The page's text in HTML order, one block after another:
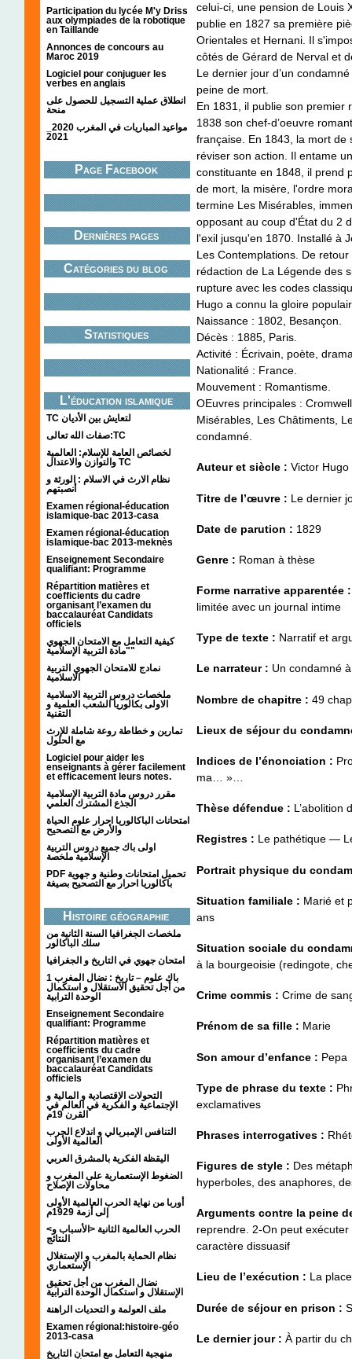
Participation du lycée M'y Driss
aux olympiades de la robotique
en Taillande
Annonces de concours au
Maroc 2019
Logiciel pour conjuguer les
verbes en anglais
انطلاق عملية التسجيل للحصول على
منحة
2021
Page Facebook
Dernières pages
Catégories du blog
Statistiques
L'éducation islamique
TC لتعايش بين الأديان
صفات الله تعالى:TC
لخصائص العامة للإسلام: العالمية
والتوازن والاعتدال TC
نظام الارث في الاسلام : الورثة و
أنصبتهم
Examen régional-éducation
islamique-bac 2013-casa
Examen régional-éducation
islamique-bac 2013-meknès
Enseignement Secondaire
qualifiant: Programme
Répartition matières et
coefficients du cadre
organisant l’examen du
baccalauréat Candidats
officiels
كيفية التعامل مع الامتحان الجهوي
"مادة التربية الإسلامية"
نمادج للامتحان الجهوي التربية
الاسلامية
ملخصات دروس التربية الاسلامية
الاولى بكالوريا الشعب العلمية و
التقنية
تمارين و خطاطة روعة شاملة للإرث
مع الحلول
Logiciel pour aider les
enseignants à gérer facilement
et efficacement leurs notes.
مقرر دروس مادة التربية الإسلامية
الجذع المشترك العلمي
امتحانات الباكالوريا احرار علوم الحياة
والأرض مع التصحيح
اولى باك جميع دروس التربية
الإسلامية ملخصة
PDF تحميل امتحانات وطنية و جهوية
باكالوريا احرار مع التصحيح بصيغة
Histoire géographie
ملخصات الجغرافيا السنة الثانية من
سلك الباكالور
امتحان جهوي في التاريخ و الجغرافيا
1 باك علوم – تاريخ : نضال المغرب
من أجل تحقيق الاستقلال و استكمال
الوحدة الترابية
Enseignement Secondaire
qualifiant: Programme
Répartition matières et
coefficients du cadre
organisant l’examen du
baccalauréat Candidats
officiels
التحولات الإقتصادية و المالية و
الإجتماعية و الفكرية في العالم في
القرن 19م
التنافس الإمبريالي و اندلاع الحرب
العالمية الأولى
اليقظة الفكرية بالمشرق العربي
الضغوط الإستعمارية على المغرب و
محاولات الإصلاح
أوربا من نهاية الحرب العالمية الأولى
إلى أزمة 1929م
<الحرب العالمية الثانية <الأسباب و
النتائج
نظام الحماية بالمغرب و الإستغلال
الإستعماري
نضال المغرب من أجل تحقيق
الإستقلال و استكمال الوحدة الترابية
ملف العولمة و التحديات الراهنة
Examen régional:histoire-géo
2013-casa
منهجية التعامل مع امتحان التاريخ
celui-ci, une pension de Louis
publie en 1827 sa première
Orientales et Hernani. Il
côtés de Gérard de Nerval et
Le dernier jour d’un
peine de mort.
En 1831, il publie son premier
1838 son chef-d’oeuvre
française. En 1843, la mort de
réviser son action. Il entame
constituante en 1848, il prend
de mort, la misère, l'ordre
termine Les Misérables,
opposant au coup d'État du 2
l'exil jusqu'en 1870. Installé à
Les Contemplations. De
rédaction de La Légende des
rupture avec les codes
Hugo a connu la gloire
Naissance : 1802, Besançon.
Décès : 1885, Paris.
Activité : Écrivain, poète,
Nationalité : France.
Mouvement : Romantisme.
OEuvres principales :
Misérables, Les Châtiments,
condamné.
Auteur et siècle : Victor
Titre de l’œuvre : Le dernier
Date de parution : 1829
Genre : Roman à thèse
Forme narrative apparentée
limitée avec un journal intime
Type de texte : Narratif et
Le narrateur : Un condamné
Nombre de chapitre : 49
Lieux de séjour du
Indices de l’énonciation :
ma… »…
Thèse défendue : L’abolition
Registres : Le pathétique —
Portrait physique du
Situation familiale : Marié et
ans
Situation sociale du
à la bourgeoisie (redingote,
Crime commis : Crime de
Prénom de sa fille : Marie
Son amour d’enfance : Pepa
Type de phrase du texte :
exclamatives
Phrases interrogatives :
Figures de style : Des
hyperboles, des anaphores,
Arguments contre la peine
reprendre. 2-On peut
caractère dissuasif
Lieu de l’exécution : La
Durée de séjour en prison :
Le dernier jour : À partir du